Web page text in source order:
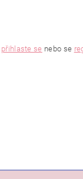
přihlaste se nebo se